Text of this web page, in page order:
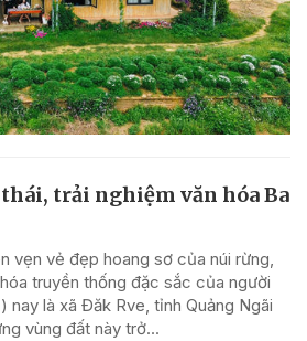
trải nghiệm văn hóa Ba
vẹn vẻ đẹp hoang sơ của núi rừng,
truyền thống đặc sắc của người
nay là xã Đăk Rve, tỉnh Quảng Ngãi
vùng đất này trở...